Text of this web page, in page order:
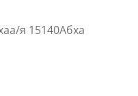
а/я 15140Абха